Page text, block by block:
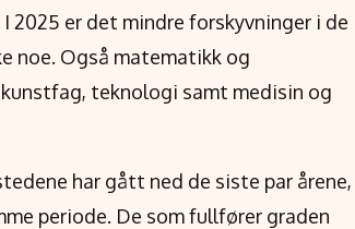
2025 er det mindre forskyvninger i de
noe. Også matematikk og
teknologi samt medisin og
har gått ned de siste par årene,
periode. De som fullfører graden